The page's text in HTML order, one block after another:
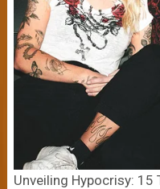
Unveiling Hypocrisy: 15